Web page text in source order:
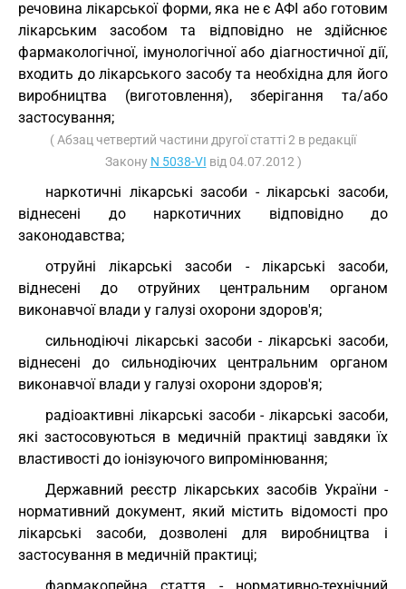
речовина лікарської форми, яка не є АФІ або готовим
лікарським засобом та відповідно не здійснює
фармакологічної, імунологічної або діагностичної дії,
входить до лікарського засобу та необхідна для його
виробництва (виготовлення), зберігання та/або
застосування;
( Абзац четвертий частини другої статті 2 в редакції
Закону N 5038-VI від 04.07.2012 )
наркотичні лікарські засоби - лікарські засоби,
віднесені до наркотичних відповідно до
законодавства;
отруйні лікарські засоби - лікарські засоби,
віднесені до отруйних центральним органом
виконавчої влади у галузі охорони здоров'я;
сильнодіючі лікарські засоби - лікарські засоби,
віднесені до сильнодіючих центральним органом
виконавчої влади у галузі охорони здоров'я;
радіоактивні лікарські засоби - лікарські засоби,
які застосовуються в медичній практиці завдяки їх
властивості до іонізуючого випромінювання;
Державний реєстр лікарських засобів України -
нормативний документ, який містить відомості про
лікарські засоби, дозволені для виробництва і
застосування в медичній практиці;